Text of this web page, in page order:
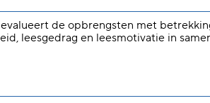
evalueert de opbrengsten met
leesgedrag en leesmotivatie in